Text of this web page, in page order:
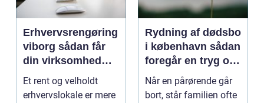
Erhvervsrengøring
viborg sådan får
din virksomhed
mere tid og bedre
arbejdsmiljø
Et rent og velholdt
erhvervslokale er mere
Rydning af dødsbo
i københavn sådan
foregår en tryg og
effektiv proces
Når en pårørende går
bort, står familien ofte